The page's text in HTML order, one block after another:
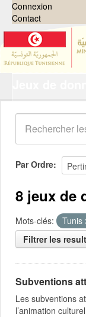
Connexion
Contact
Organisations
Groupes
Demandes 0
À propos
Par Ordre
8 jeux de
Mots-clés: Tunis
Filtrer les
Subventions
Les subventions
l’animation